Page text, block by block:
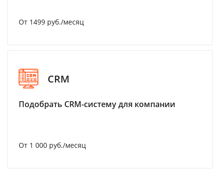
От 1499 руб./месяц
CRM
Подобрать CRM-систему для компании
От 1 000 руб./месяц